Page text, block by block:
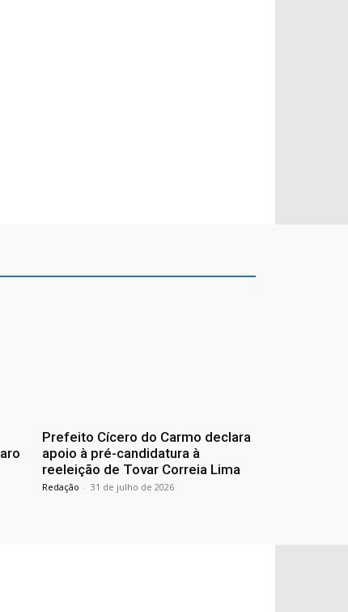
Prefeito Cícero do Carmo declara
apoio à pré-candidatura à
reeleição de Tovar Correia Lima
Redação - 31 de julho de 2026